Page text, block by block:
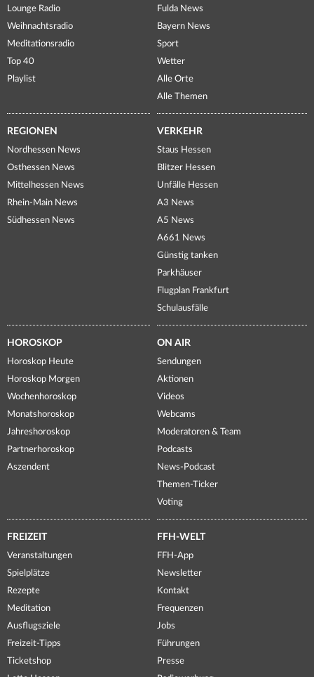
Lounge Radio
Weihnachtsradio
Meditationsradio
Top 40
Playlist
Fulda News
Bayern News
Sport
Wetter
Alle Orte
Alle Themen
REGIONEN
Nordhessen News
Osthessen News
Mittelhessen News
Rhein-Main News
Südhessen News
VERKEHR
Staus Hessen
Blitzer Hessen
Unfälle Hessen
A3 News
A5 News
A661 News
Günstig tanken
Parkhäuser
Flugplan Frankfurt
Schulausfälle
HOROSKOP
Horoskop Heute
Horoskop Morgen
Wochenhoroskop
Monatshoroskop
Jahreshoroskop
Partnerhoroskop
Aszendent
ON AIR
Sendungen
Aktionen
Videos
Webcams
Moderatoren & Team
Podcasts
News-Podcast
Themen-Ticker
Voting
FREIZEIT
Veranstaltungen
Spielplätze
Rezepte
Meditation
Ausflugsziele
Freizeit-Tipps
Ticketshop
FFH-WELT
FFH-App
Newsletter
Kontakt
Frequenzen
Jobs
Führungen
Presse